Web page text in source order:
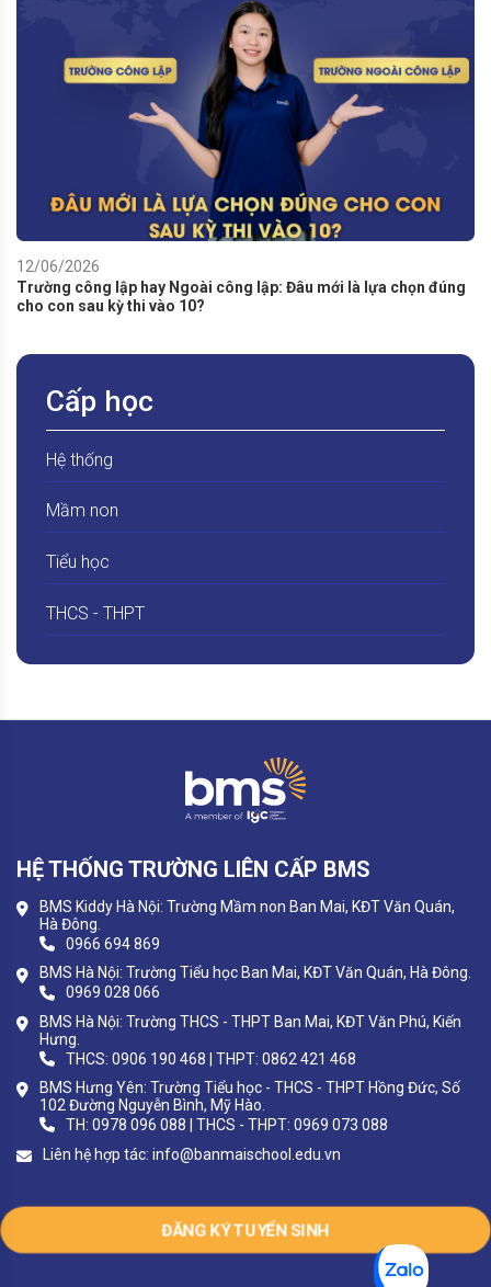
12/06/2026
Trường công lập hay Ngoài công lập: Đâu mới là lựa chọn đúng
cho con sau kỳ thi vào 10?
Cấp học
Hệ thống
Mầm non
Tiểu học
THCS - THPT
HỆ THỐNG TRƯỜNG LIÊN CẤP BMS
BMS Kiddy Hà Nội: Trường Mầm non Ban Mai, KĐT Văn Quán,
Hà Đông.
0966 694 869
BMS Hà Nội: Trường Tiểu học Ban Mai, KĐT Văn Quán, Hà Đông.
0969 028 066
BMS Hà Nội: Trường THCS - THPT Ban Mai, KĐT Văn Phú, Kiến
Hưng.
THCS: 0906 190 468 | THPT: 0862 421 468
BMS Hưng Yên: Trường Tiểu học - THCS - THPT Hồng Đức, Số
102 Đường Nguyễn Bình, Mỹ Hào.
TH: 0978 096 088 | THCS - THPT: 0969 073 088
Liên hệ hợp tác: info@banmaischool.edu.vn
ĐĂNG KÝ TUYỂN SINH